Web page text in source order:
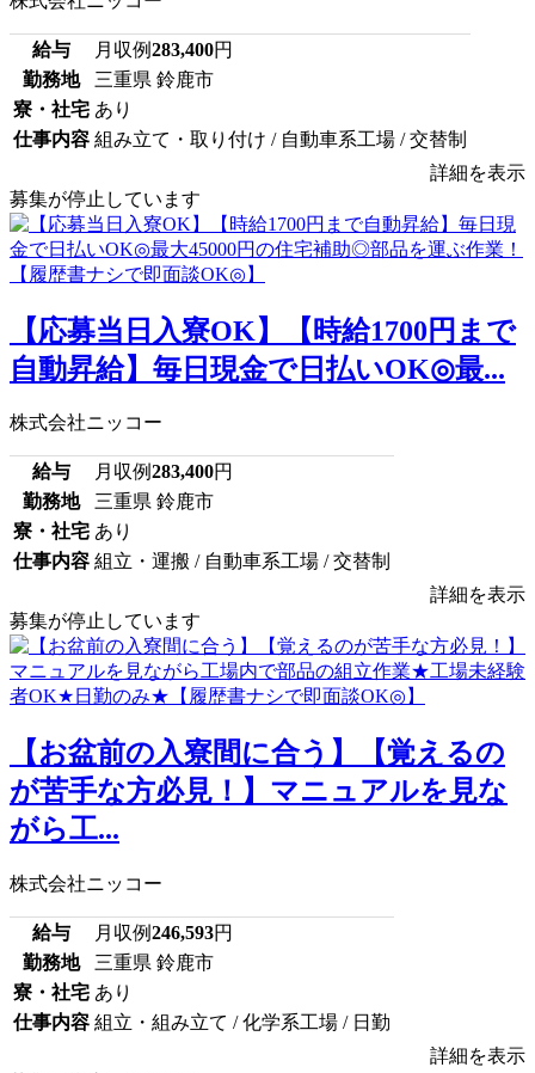
給与 月収例283,400円
勤務地
三重県 鈴鹿市
寮・社宅 あり
仕事内容 組み立て・取り付け / 自動車系工場 / 交替制
詳細を表示
募集が停止しています
【応募当日入寮OK】【時給1700円まで
自動昇給】毎日現金で日払いOK◎最...
株式会社ニッコー
給与 月収例283,400円
勤務地
三重県 鈴鹿市
寮・社宅 あり
仕事内容 組立・運搬 / 自動車系工場 / 交替制
詳細を表示
募集が停止しています
【お盆前の入寮間に合う】【覚えるの
が苦手な方必見！】マニュアルを見な
がら工...
株式会社ニッコー
給与 月収例246,593円
勤務地
三重県 鈴鹿市
寮・社宅 あり
仕事内容 組立・組み立て / 化学系工場 / 日勤
詳細を表示